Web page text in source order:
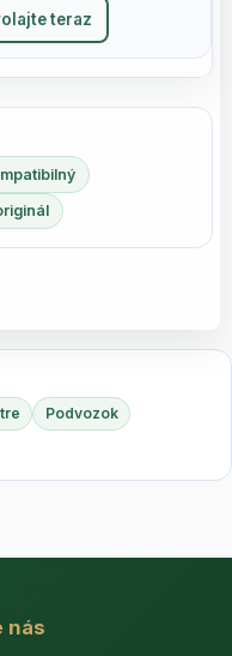
teraz
Podvozok
nás